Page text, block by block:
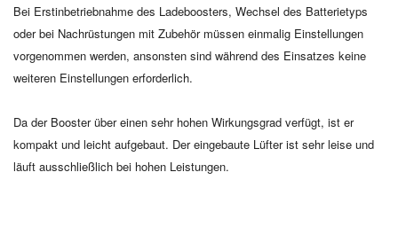
Bei Erstinbetriebnahme des Ladeboosters, Wechsel des Batterietyps
oder bei Nachrüstungen mit Zubehör müssen einmalig Einstellungen
vorgenommen werden, ansonsten sind während des Einsatzes keine
weiteren Einstellungen erforderlich.
Da der Booster über einen sehr hohen Wirkungsgrad verfügt, ist er
kompakt und leicht aufgebaut. Der eingebaute Lüfter ist sehr leise und
läuft ausschließlich bei hohen Leistungen.